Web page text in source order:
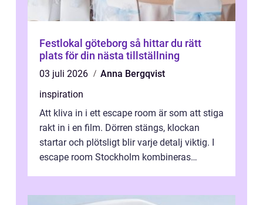
Festlokal göteborg så hittar du rätt
plats för din nästa tillställning
03 juli 2026
Anna Bergqvist
inspiration
Att kliva in i ett escape room är som att stiga
rakt in i en film. Dörren stängs, klockan
startar och plötsligt blir varje detalj viktig. I
escape room Stockholm kombineras